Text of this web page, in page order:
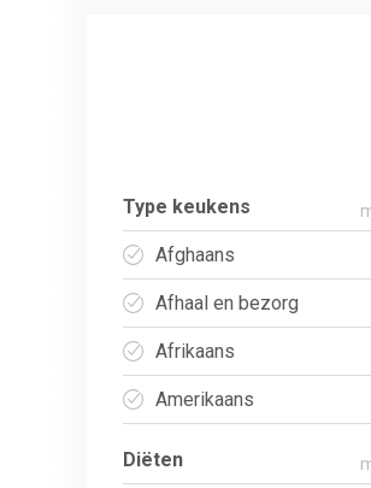
Type keukens
Afghaans
Afhaal en bezorg
Afrikaans
Amerikaans
Diëten